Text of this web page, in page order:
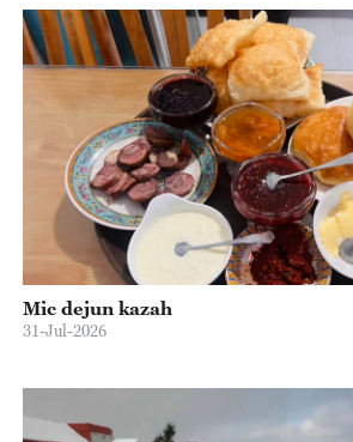
Mic dejun kazah
31-Jul-2026